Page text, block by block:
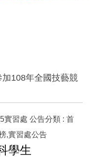
108年全國技藝競
實習處 公告分類 : 首
,實習處公告
學生